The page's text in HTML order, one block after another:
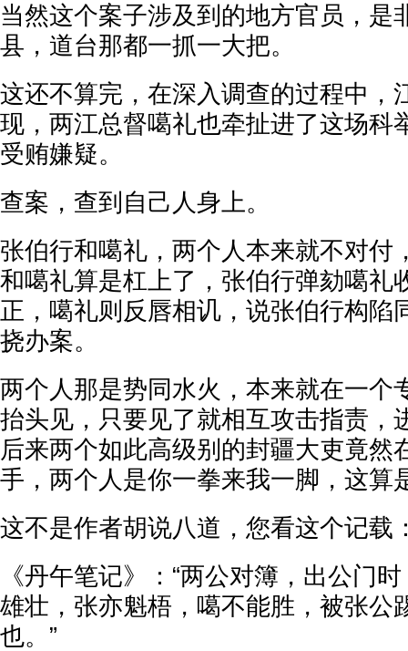
当然这个案子涉及到的地方官员，是
县，道台那都一抓一大把。
这还不算完，在深入调查的过程中，
现，两江总督噶礼也牵扯进了这场科
受贿嫌疑。
查案，查到自己人身上。
张伯行和噶礼，两个人本来就不对付
和噶礼算是杠上了，张伯行弹劾噶礼
正，噶礼则反唇相讥，说张伯行构陷
挠办案。
两个人那是势同水火，本来就在一个
抬头见，只要见了就相互攻击指责，
后来两个如此高级别的封疆大吏竟然
手，两个人是你一拳来我一脚，这算
这不是作者胡说八道，您看这个记载
《丹午笔记》：“两公对簿，出公门
雄壮，张亦魁梧，噶不能胜，被张公
也。”